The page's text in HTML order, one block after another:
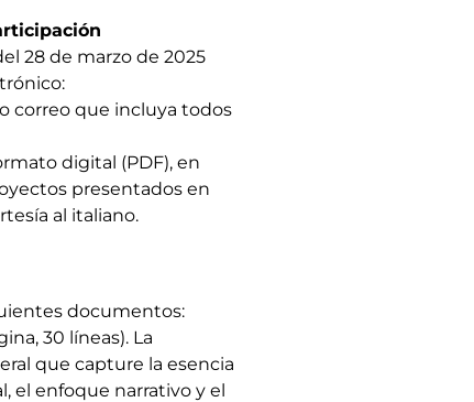
28 de marzo de 2025
correo que incluya todos
digital (PDF), en
presentados en
al italiano.
documentos:
30 líneas). La
que capture la esencia
el enfoque narrativo y el